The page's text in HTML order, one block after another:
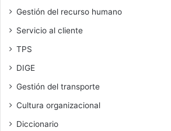
Gestión del recurso humano
Servicio al cliente
TPS
DIGE
Gestión del transporte
Cultura organizacional
Diccionario